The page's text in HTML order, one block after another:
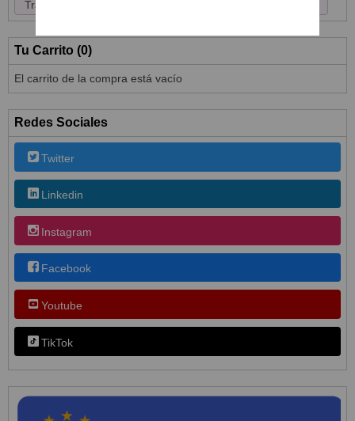
Tu Carrito (0)
El carrito de la compra está vacío
Redes Sociales
Twitter
Linkedin
Instagram
Facebook
Youtube
TikTok